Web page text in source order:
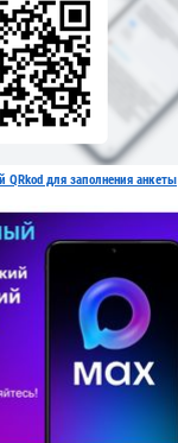
для заполнения анкеты